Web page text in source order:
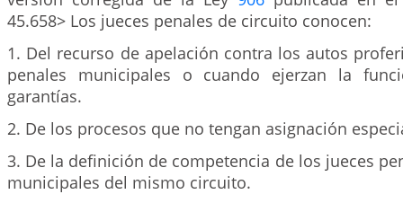
45.658> Los jueces penales de circuito conocen:
1. Del recurso de apelación contra los autos
penales municipales o cuando ejerzan la
garantías.
2. De los procesos que no tengan asignación
3. De la definición de competencia de los jueces
municipales del mismo circuito.